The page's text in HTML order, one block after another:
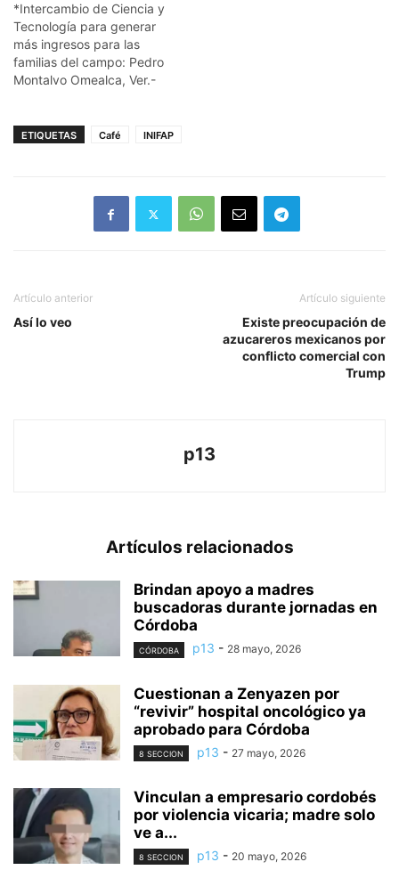
*Intercambio de Ciencia y
Tecnología para generar
más ingresos para las
familias del campo: Pedro
Montalvo Omealca, Ver.-
ingresos para las familias
establecerá lazos con
dependencias de ciencia y
ETIQUETAS Café INIFAP
Artículo anterior
Así lo veo
Artículo siguiente
Existe preocupación de
azucareros mexicanos por
conflicto comercial con
Trump
p13
Artículos relacionados
Brindan apoyo a madres
buscadoras durante jornadas en
Córdoba
CÓRDOBA p13 - 28 mayo, 2026
Cuestionan a Zenyazen por
“revivir” hospital oncológico ya
aprobado para Córdoba
8 SECCION p13 - 27 mayo, 2026
Vinculan a empresario cordobés
por violencia vicaria; madre solo
ve a...
8 SECCION p13 - 20 mayo, 2026